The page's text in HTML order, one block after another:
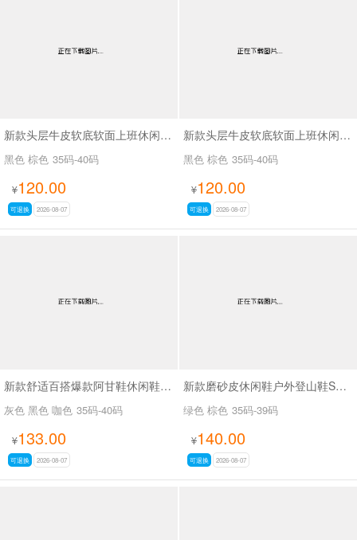
新款头层牛皮软底软面上班休闲百搭女鞋SA3075
黑色 棕色 35码-40码
¥120.00
可退换 2026-08-07
新款头层牛皮软底软面上班休闲百搭女鞋SA3076
黑色 棕色 35码-40码
¥120.00
可退换 2026-08-07
新款舒适百搭爆款阿甘鞋休闲鞋SA6876
灰色 黑色 咖色 35码-40码
¥133.00
可退换 2026-08-07
新款磨砂皮休闲鞋户外登山鞋SA5122
绿色 棕色 35码-39码
¥140.00
可退换 2026-08-07